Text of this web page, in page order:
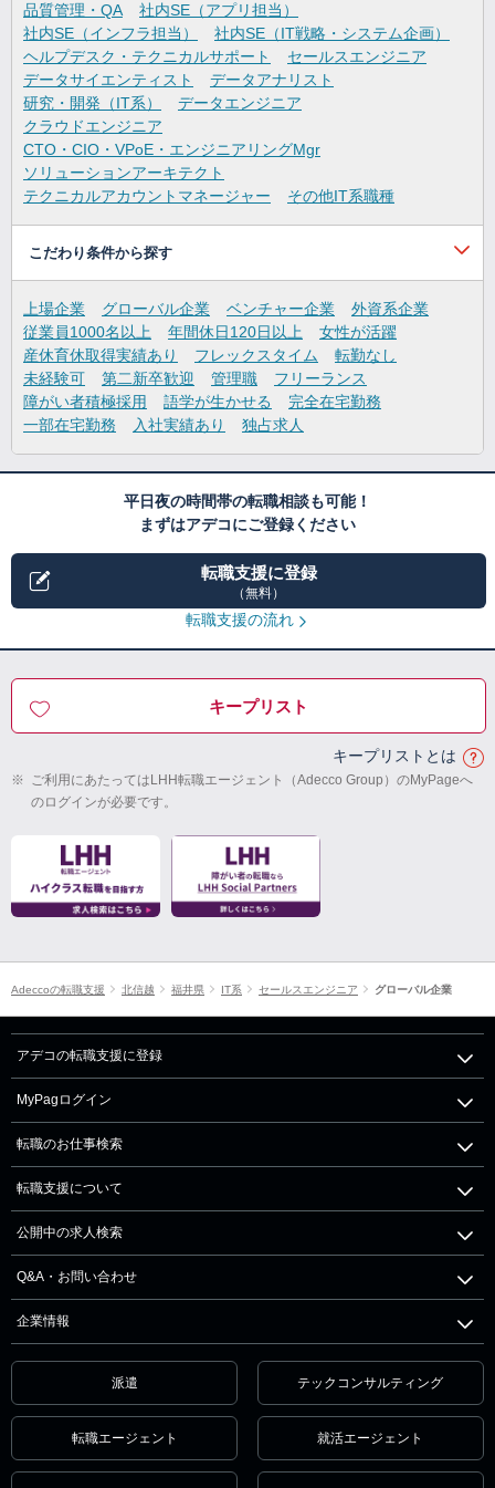
品質管理・QA
社内SE（アプリ担当）
社内SE（インフラ担当）
社内SE（IT戦略・システム企画）
ヘルプデスク・テクニカルサポート
セールスエンジニア
データサイエンティスト
データアナリスト
研究・開発（IT系）
データエンジニア
クラウドエンジニア
CTO・CIO・VPoE・エンジニアリングMgr
ソリューションアーキテクト
テクニカルアカウントマネージャー
その他IT系職種
こだわり条件から探す
上場企業 グローバル企業 ベンチャー企業
外資系企業
従業員1000名以上
年間休日120日以上
女性が活躍
産休育休取得実績あり
フレックスタイム
転勤なし
未経験可
第二新卒歓迎 管理職
フリーランス
障がい者積極採用
語学が生かせる
完全在宅勤務
一部在宅勤務
入社実績あり 独占求人
平日夜の時間帯の転職相談も可能！
まずはアデコにご登録ください
転職支援に登録
（無料）
転職支援の流れ
キープリスト
キープリストとは
※ ご利用にあたってはLHH転職エージェント（Adecco Group）のMyPageへ
のログインが必要です。
Adeccoの転職支援 北信越 福井県 IT系 セールスエンジニア グローバル企業
アデコの転職支援に登録
MyPagログイン
転職のお仕事検索
転職支援について
公開中の求人検索
Q&A・お問い合わせ
企業情報
派遣 テックコンサルティング
転職エージェント 就活エージェント